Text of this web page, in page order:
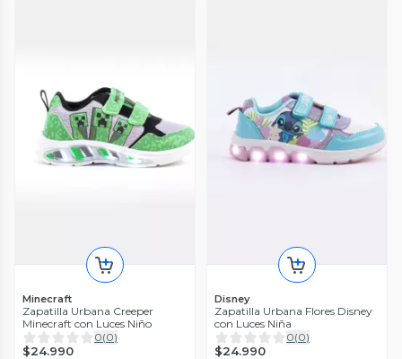
Minecraft
Zapatilla Urbana Creeper
Minecraft con Luces Niño
0(0)
$24.990
Disney
Zapatilla Urbana Flores Disney
con Luces Niña
0(0)
$24.990